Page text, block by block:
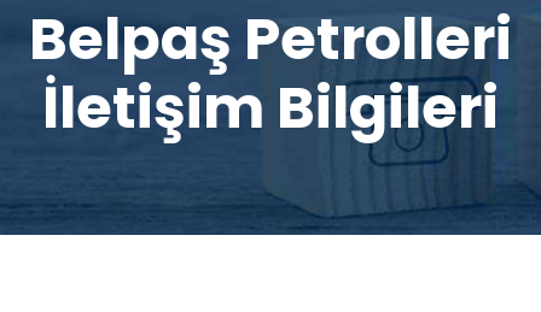
Belpaş Petrolleri
İletişim Bilgileri